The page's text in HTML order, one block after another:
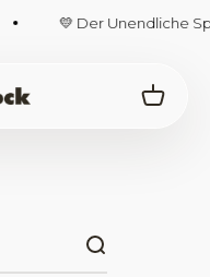
💛 Der Unendliche